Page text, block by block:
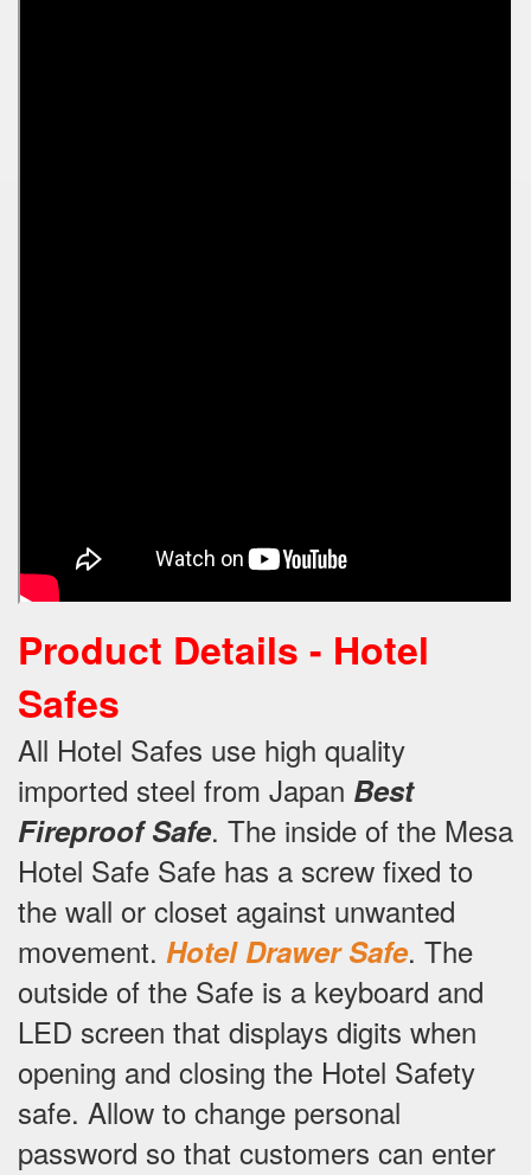
Product Details - Hotel
Safes
All Hotel Safes use high quality
imported steel from Japan Best
Fireproof Safe. The inside of the Mesa
Hotel Safe Safe has a screw fixed to
the wall or closet against unwanted
movement. Hotel Drawer Safe. The
outside of the Safe is a keyboard and
LED screen that displays digits when
opening and closing the Hotel Safety
safe. Allow to change personal
password so that customers can enter